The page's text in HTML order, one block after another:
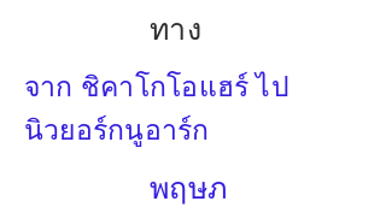
ทาง
จาก ชิคาโกโอแฮร์ ไป
นิวยอร์กนูอาร์ก
พฤษภ